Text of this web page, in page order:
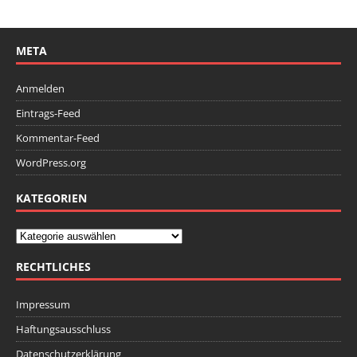
META
Anmelden
Eintrags-Feed
Kommentar-Feed
WordPress.org
KATEGORIEN
RECHTLICHES
Impressum
Haftungsausschluss
Datenschutzerklärung